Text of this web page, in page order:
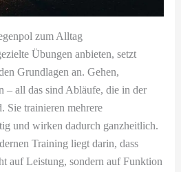
zum Alltag
Übungen anbieten, setzt
Grundlagen an. Gehen,
– all das sind Abläufe, die in der
Sie trainieren mehrere
und wirken dadurch ganzheitlich.
Training liegt darin, dass
auf Leistung, sondern auf Funktion